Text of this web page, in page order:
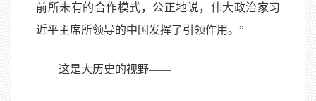
前所未有的合作模式，公正地说，伟大政治家习
近平主席所领导的中国发挥了引领作用。”
这是大历史的视野——